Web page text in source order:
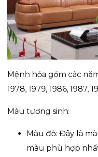
Mệnh hỏa gồm các năm
1978, 1979, 1986, 1987,
Màu tương sinh:
Màu đỏ: Đây là
màu phù hợp